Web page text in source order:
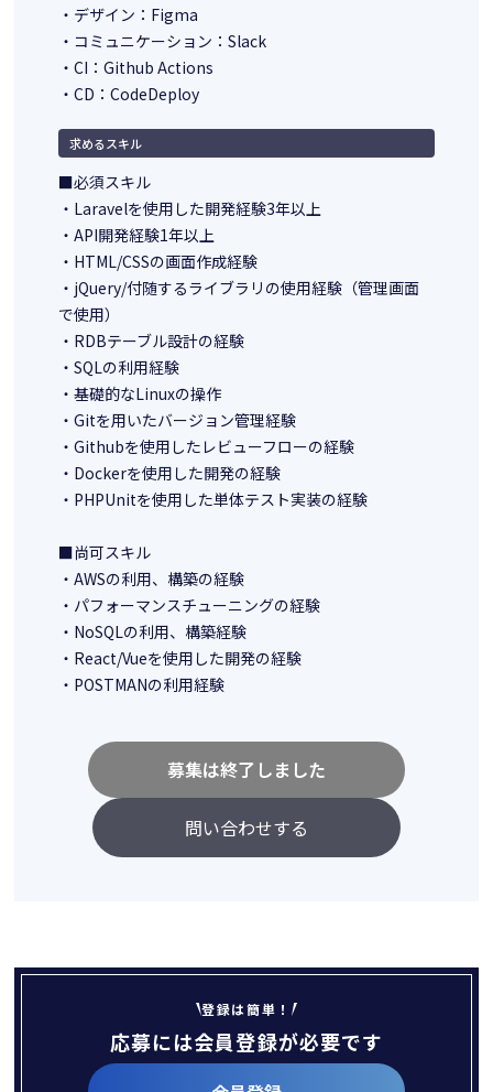
・デザイン：Figma
・コミュニケーション：Slack
・CI：Github Actions
・CD：CodeDeploy
求めるスキル
■必須スキル
・Laravelを使用した開発経験3年以上
・API開発経験1年以上
・HTML/CSSの画面作成経験
・jQuery/付随するライブラリの使用経験（管理画面
で使用）
・RDBテーブル設計の経験
・SQLの利用経験
・基礎的なLinuxの操作
・Gitを用いたバージョン管理経験
・Githubを使用したレビューフローの経験
・Dockerを使用した開発の経験
・PHPUnitを使用した単体テスト実装の経験
■尚可スキル
・AWSの利用、構築の経験
・パフォーマンスチューニングの経験
・NoSQLの利用、構築経験
・React/Vueを使用した開発の経験
・POSTMANの利用経験
問い合わせする
募集は終了しました
登録は簡単！
応募には会員登録が必要です